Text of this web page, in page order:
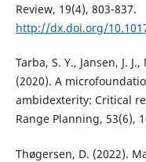
Review, 19(4), 803-837.
http://dx.doi.org/
Tarba, S. Y., Jansen, J.
(2020). A
ambidexterity: Critical
Range Planning, 53(6),
Thøgersen, D. (2022).